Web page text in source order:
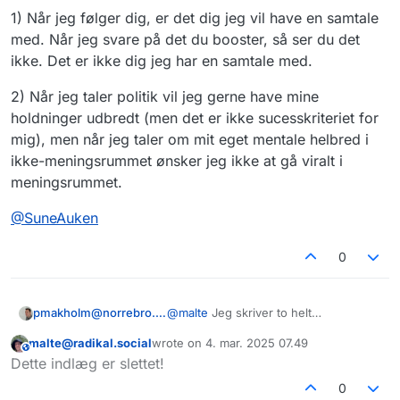
1) Når jeg følger dig, er det dig jeg vil have en samtale
med. Når jeg svare på det du booster, så ser du det
ikke. Det er ikke dig jeg har en samtale med.
2) Når jeg taler politik vil jeg gerne have mine
holdninger udbredt (men det er ikke sucesskriteriet for
mig), men når jeg taler om mit eget mentale helbred i
ikke-meningsrummet ønsker jeg ikke at gå viralt i
meningsrummet.
@SuneAuken
0
pmakholm@norrebro.space@malte Jeg skriver to helt
1) Når jeg følger dig, er det dig jeg vil
på det du booster, så ser du det ikke.
2) Når jeg taler politik vil jeg gerne
This user is from outside of this forum
malte@radikal.socialwrote on 4. mar. 2025 07.49
sidst redigeret af
Dette indlæg er slettet!
0